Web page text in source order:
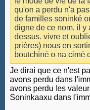
qu'on a perdu n'a
de familles soninké
digne de ce nom, il y
dessus. vivre et
prières) nous en
boutchiné o na cimé
Je dirai que ce n'est
avons perdu dans
avons perdu les
Soninkaaxu dans